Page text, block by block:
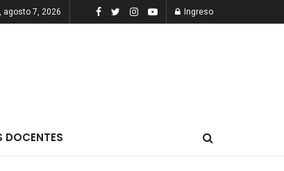
agosto 7, 2026 Ingreso
DOCENTES